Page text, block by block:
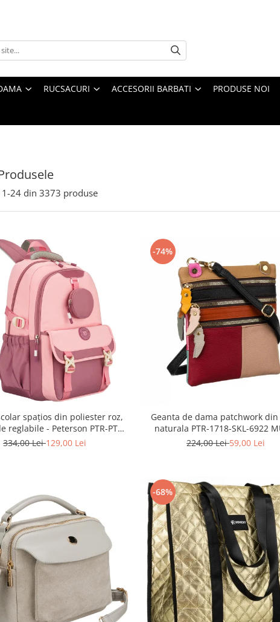
RUCSACURI ACCESORII BARBATI PRODUSE NOI
1-24 din 3373 produse
spațios din poliester roz,
reglabile - Peterson PTR-PTN
8610-1327 PINK
334,00 Lei129,00 Lei
-74%
Geanta de dama patchwork
naturala PTR-1718-SKL-6922
224,00 Lei59,00 Lei
-68%